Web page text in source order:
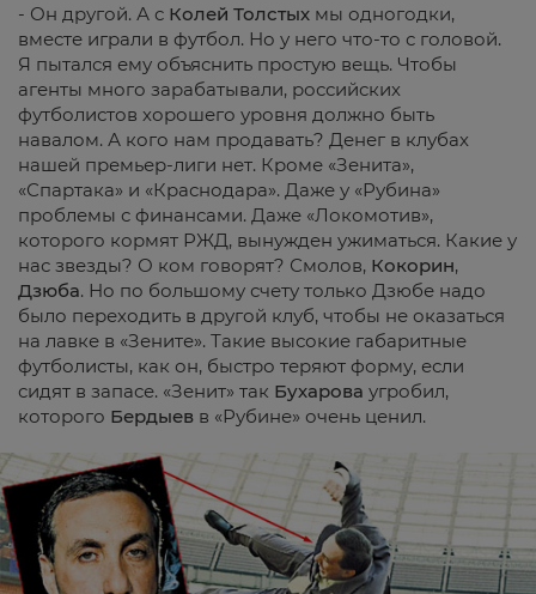
- Он другой. А с Колей Толстых мы одногодки,
вместе играли в футбол. Но у него что-то с головой.
Я пытался ему объяснить простую вещь. Чтобы
агенты много зарабатывали, российских
футболистов хорошего уровня должно быть
навалом. А кого нам продавать? Денег в клубах
нашей премьер-лиги нет. Кроме «Зенита»,
«Спартака» и «Краснодара». Даже у «Рубина»
проблемы с финансами. Даже «Локомотив»,
которого кормят РЖД, вынужден ужиматься. Какие у
нас звезды? О ком говорят? Смолов, Кокорин,
Дзюба. Но по большому счету только Дзюбе надо
было переходить в другой клуб, чтобы не оказаться
на лавке в «Зените». Такие высокие габаритные
футболисты, как он, быстро теряют форму, если
сидят в запасе. «Зенит» так Бухарова угробил,
которого Бердыев в «Рубине» очень ценил.